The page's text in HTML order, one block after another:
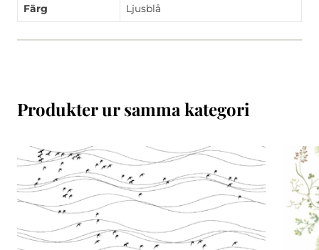
Färg Ljusblå
Produkter ur samma kategori